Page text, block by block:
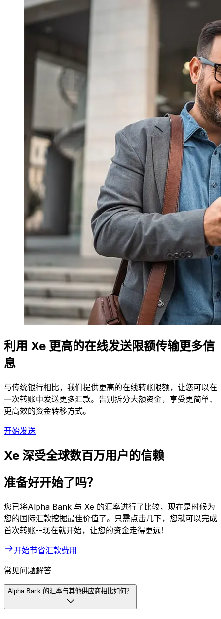
利用 Xe 更高的在线发送限额传输更多信
息
与传统银行相比，我们提供更高的在线转账限额，让您可以在
一次转账中发送更多汇款。告别拆分大额资金，享受更简单、
更高效的资金转移方式。
开始发送
Xe 深受全球数百万用户的信赖
准备好开始了吗？
您已将Alpha Bank 与 Xe 的汇率进行了比较，现在是时候为
您的国际汇款挖掘最佳价值了。只需点击几下，您就可以完成
首次转账--现在就开始，让您的资金走得更远！
开始节省汇款费用
常见问题解答
Alpha Bank 的汇率与其他供应商相比如何？